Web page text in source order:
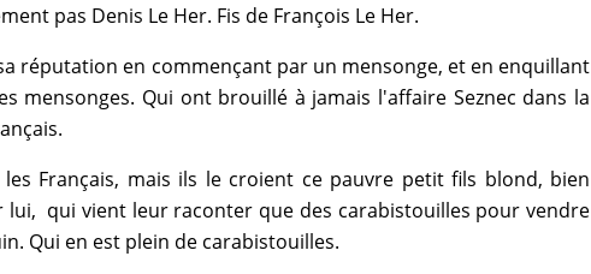
pas Denis Le Her. Fis de François Le Her.
réputation en commençant par un mensonge, et en enquillant
mensonges. Qui ont brouillé à jamais l'affaire Seznec dans la
les Français, mais ils le croient ce pauvre petit fils blond, bien
lui, qui vient leur raconter que des carabistouilles pour vendre
Qui en est plein de carabistouilles.